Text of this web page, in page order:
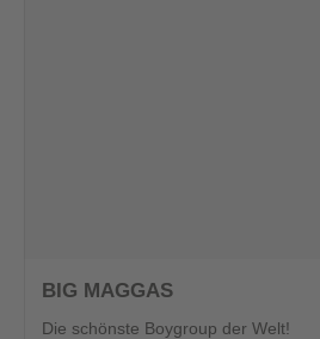
BIG MAGGAS
Die schönste Boygroup der Welt!